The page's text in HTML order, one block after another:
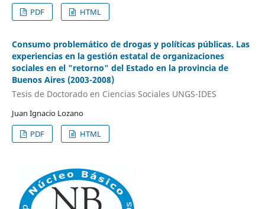
PDF
HTML
Consumo problemático de drogas y políticas públicas. Las
experiencias en la gestión estatal de organizaciones
sociales en el "retorno" del Estado en la provincia de
Buenos Aires (2003-2008)
Tesis de Doctorado en Ciencias Sociales UNGS-IDES
Juan Ignacio Lozano
PDF
HTML